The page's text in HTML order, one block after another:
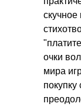
очки
мира